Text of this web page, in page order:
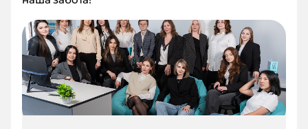
дней штормило, но не критично. От
прогуливались - от обилия еды
боялись больших боков))) - а мы
покушать любим))). Пляж тоже
очень хороший, вся мебель
добротная. Здоровское место! С
удовольствием приедем сюда еще!